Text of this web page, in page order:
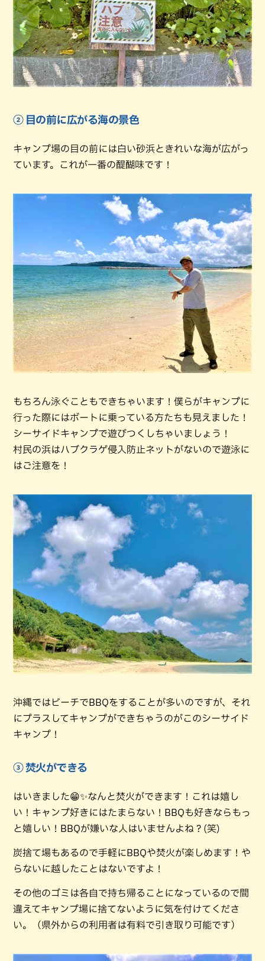
② 目の前に広がる海の景色
キャンプ場の目の前には白い砂浜ときれいな海が広がっ
ています。これが一番の醍醐味です！
もちろん泳ぐこともできちゃいます！僕らがキャンプに
行った際にはボートに乗っている方たちも見えました！
シーサイドキャンプで遊びつくしちゃいましょう！
村民の浜はハブクラゲ侵入防止ネットがないので遊泳に
はご注意を！
沖縄ではビーチでBBQをすることが多いのですが、それ
にプラスしてキャンプができちゃうのがこのシーサイド
キャンプ！
③ 焚火ができる
はいきました😁✨なんと焚火ができます！これは嬉し
い！キャンプ好きにはたまらない！BBQも好きならもっ
と嬉しい！BBQが嫌いな人はいませんよね？(笑)
炭捨て場もあるので手軽にBBQや焚火が楽しめます！や
らないに越したことはないですよ！
その他のゴミは各自で持ち帰ることになっているので間
違えてキャンプ場に捨てないように気を付けてくださ
い。（県外からの利用者は有料で引き取り可能です）